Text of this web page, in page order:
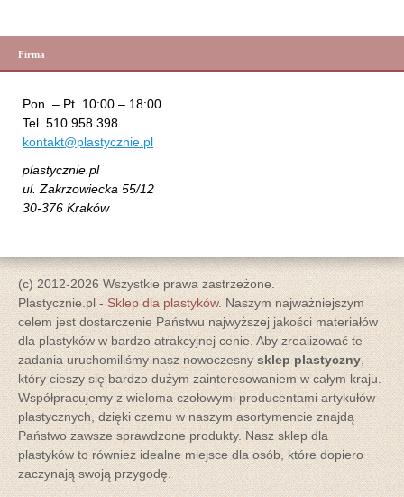
Firma
Pon. – Pt. 10:00 – 18:00
Tel. 510 958 398
kontakt@plastycznie.pl
plastycznie.pl
ul. Zakrzowiecka 55/12
30-376 Kraków
(c) 2012-2026 Wszystkie prawa zastrzeżone.
Plastycznie.pl -Sklep dla plastyków. Naszym najważniejszym
celem jest dostarczenie Państwu najwyższej jakości materiałów
dla plastyków w bardzo atrakcyjnej cenie. Aby zrealizować te
zadania uruchomiliśmy nasz nowoczesnysklep plastyczny,
który cieszy się bardzo dużym zainteresowaniem w całym kraju.
Współpracujemy z wieloma czołowymi producentami artykułów
plastycznych, dzięki czemu w naszym asortymencie znajdą
Państwo zawsze sprawdzone produkty. Nasz sklep dla
plastyków to również idealne miejsce dla osób, które dopiero
zaczynają swoją przygodę.